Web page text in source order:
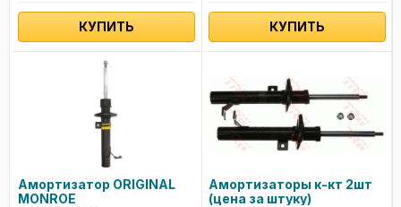
КУПИТЬ КУПИТЬ
Амортизатор ORIGINAL
MONROE
Амортизаторы к-кт 2шт
(цена за штуку)